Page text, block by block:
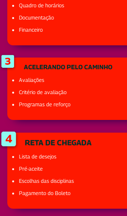
Quadro de horários
Documentação
Financeiro
ACELERANDO PELO CAMINHO
Avaliações
Critério de avaliação
Programas de reforço
RETA DE CHEGADA
Lista de desejos
Pré-aceite
Escolhas das disciplinas
Pagamento do Boleto